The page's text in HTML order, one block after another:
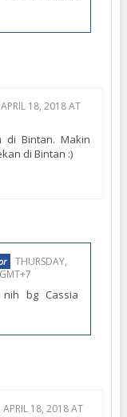
18, 2018 AT
Bintan. Makin
di Bintan :)
THURSDAY,
bg Cassia
APRIL 18, 2018 AT